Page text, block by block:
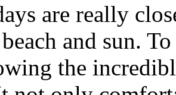
are really
and sun.
the